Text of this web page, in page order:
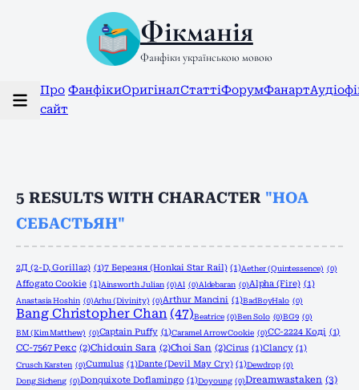
Фікманія
Фанфіки українською мовою
Про
сайт
ФанфікиОригіналСтаттіФорумФанарт
5 RESULTS WITH CHARACTER "НОА
СЕБАСТЬЯН"
2Д (2-D, Gorillaz) (1)7 Березня (Honkai Star Rail) (1)Aether (Quintessence) (0)
Affogato Cookie (1)Ainsworth Julian (0)Al (0)Aldebaran (0)Alpha (Fire) (1)
Anastasia Hoshin (0)Arhu (Divinity) (0)Arthur Mancini (1)BadBoyHalo (0)
Bang Christopher Chan (47)Beatrice (0)Ben Solo (0)BG9 (0)
BM (Kim Matthew) (0)Captain Puffy (1)Caramel Arrow Cookie (0)CC-2224 Коді (1)
CC-7567 Рекс (2)Chidouin Sara (2)Choi San (2)Cirus (1)Clancy (1)
Crusch Karsten (0)Cumulus (1)Dante (Devil May Cry) (1)Dewdrop (0)
Dong Sicheng (0)Donquixote Doflamingo (1)Doyoung (0)Dreamwastaken (3)